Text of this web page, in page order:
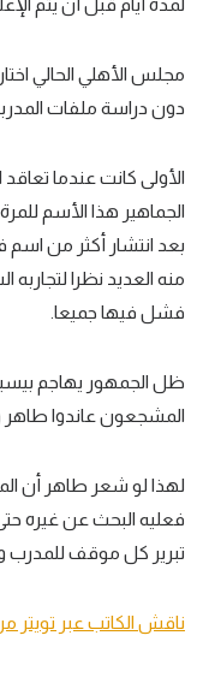
مجلس الأهلي الحالي
دون دراسة ملفات
الأولى كانت عندما
الجماهير هذا الأسم
بعد انتشار أكثر من اسم
منه العديد نظرا لتجاربه
فشل فيها جميعا.
ظل الجمهور يهاجم
المشجعون عاندوا طاهر
لهذا لو شعر طاهر أن
فعليه البحث عن غيره
تبرير كل موقف
ناقش الكاتب عبر تويتر